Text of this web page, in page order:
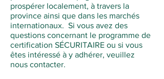
prospérer localement, à travers la
province ainsi que dans les marchés
internationaux. Si vous avez des
questions concernant le programme de
certification SÉCURITAIRE ou si vous
êtes intéressé à y adhérer, veuillez
nous contacter.